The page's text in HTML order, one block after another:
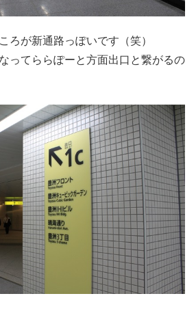
ろが新通路っぽいです（笑）
ってららぽーと方面出口と繋がるの